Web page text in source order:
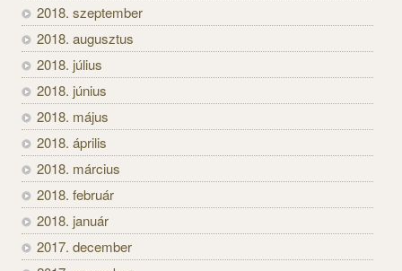
2018. szeptember
2018. augusztus
2018. július
2018. június
2018. május
2018. április
2018. március
2018. február
2018. január
2017. december